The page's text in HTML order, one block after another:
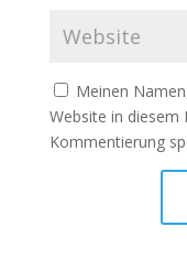
Meinen
Website in diesem
Kommentierung